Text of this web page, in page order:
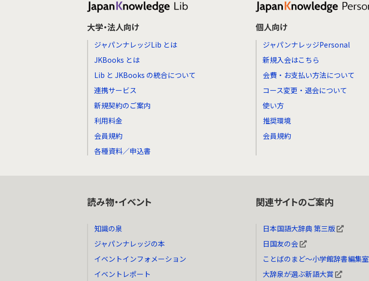
大学・法人向け
ジャパンナレッジLib とは
JKBooks とは
Lib と JKBooks の統合について
連携サービス
新規契約のご案内
利用料金
会員規約
各種資料／申込書
個人向け
ジャパンナレッジPersonal
新規入会はこちら
会費・お支払い方法について
コース変更・退会について
使い方
推奨環境
会員規約
読み物・イベント
知識の泉
ジャパンナレッジの本
イベントインフォメーション
イベントレポート
関連サイトのご案内
日本国語大辞典 第三版
日国友の会
ことばのまど～小学館辞書編集室
大辞泉が選ぶ新語大賞